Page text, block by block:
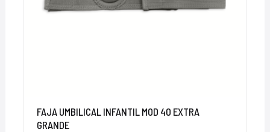
FAJA UMBILICAL INFANTIL MOD 40 EXTRA
GRANDE